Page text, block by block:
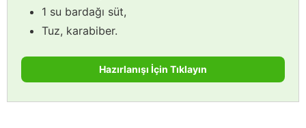
1 su bardağı süt,
Tuz, karabiber.
Hazırlanışı İçin Tıklayın